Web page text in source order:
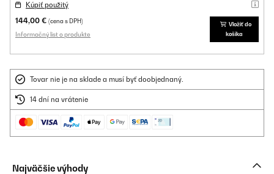
Kúpiť použitý
144,00 € (cena s DPH)
Informačný list o produkte
Vložiť do
košíka
Tovar nie je na sklade a musí byť doobjednaný.
14 dní na vrátenie
Najväčšie výhody